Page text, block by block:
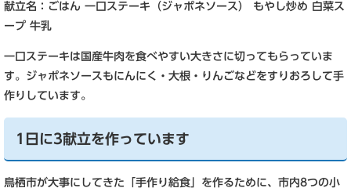
​献立名：ごはん 一口ステーキ（ジャポネソース） もやし炒め 白菜ス
ープ 牛乳
一口ステーキは国産牛肉を食べやすい大きさに切ってもらっていま
す。ジャポネソースもにんにく・大根・りんごなどをすりおろして手
作りしています。
1日に3献立を作っています
鳥栖市が大事にしてきた「手作り給食」を作るために、市内8つの小